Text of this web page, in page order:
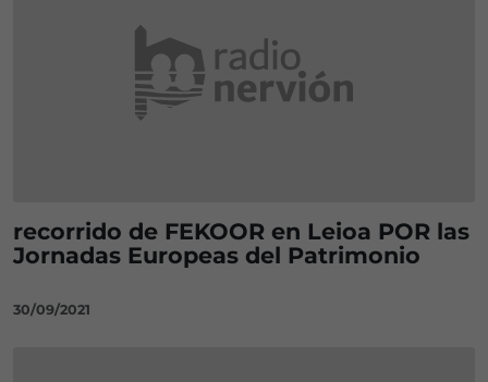
recorrido de FEKOOR en Leioa POR las
Jornadas Europeas del Patrimonio
30/09/2021